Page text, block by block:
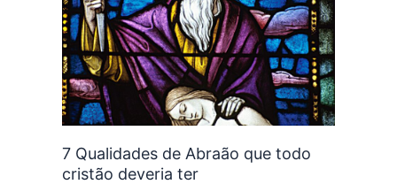
7 Qualidades de Abraão que todo
cristão deveria ter